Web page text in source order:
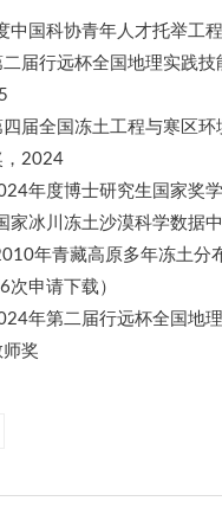
中国科协青年人才托举工
届行远杯全国地理实践技
届全国冻土工程与寒区环
，2024
年度博士研究生国家奖
家冰川冻土沙漠科学数据
年青藏高原多年冻土分
次申请下载）
年第二届行远杯全国地
奖